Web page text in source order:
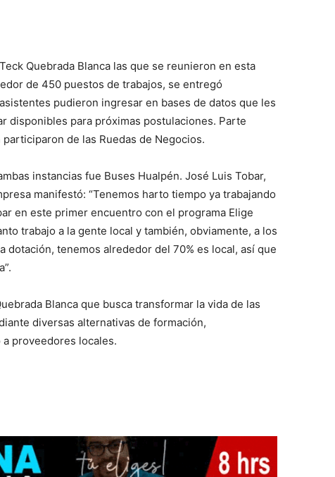
Quebrada Blanca las que se reunieron en esta
de 450 puestos de trabajos, se entregó
pudieron ingresar en bases de datos que les
disponibles para próximas postulaciones. Parte
de las Ruedas de Negocios.
instancias fue Buses Hualpén. José Luis Tobar,
manifestó: “Tenemos harto tiempo ya trabajando
en este primer encuentro con el programa Elige
trabajo a la gente local y también, obviamente, a los
dotación, tenemos alrededor del 70% es local, así que
Blanca que busca transformar la vida de las
diversas alternativas de formación,
proveedores locales.